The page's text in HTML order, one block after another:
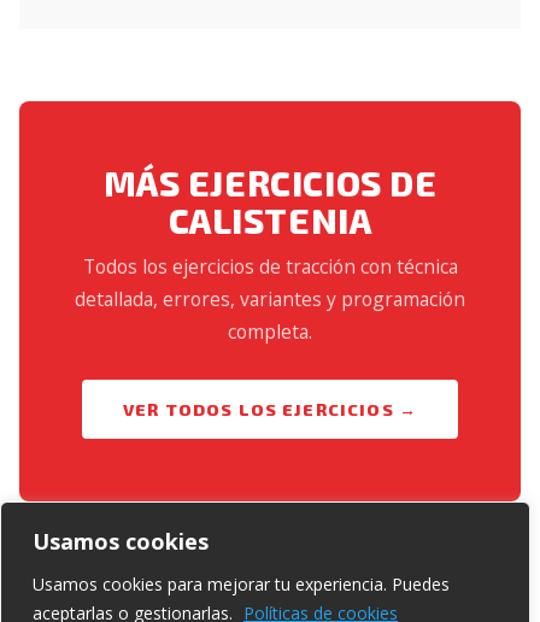
Usamos cookies
Usamos cookies para mejorar tu experiencia. Puedes
aceptarlas o gestionarlas. Políticas de cookies
MÁS EJERCICIOS DE
CALISTENIA
Todos los ejercicios de tracción con técnica
detallada, errores, variantes y programación
completa.
VER TODOS LOS EJERCICIOS →